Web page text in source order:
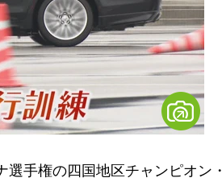
手権の四国地区チャンピオン・